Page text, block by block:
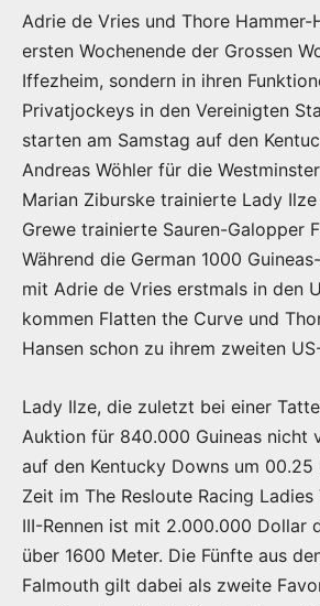
Adrie de Vries und Thore Hammer-
ersten Wochenende der Grossen
Iffezheim, sondern in ihren
Privatjockeys in den Vereinigten
starten am Samstag auf den
Andreas Wöhler für die
Marian Ziburske trainierte Lady
Grewe trainierte Sauren-Galopper
Während die German 1000
mit Adrie de Vries erstmals in den
kommen Flatten the Curve und
Hansen schon zu ihrem zweiten
Lady Ilze, die zuletzt bei einer
Auktion für 840.000 Guineas nicht
auf den Kentucky Downs um 00.25
Zeit im The Resloute Racing
III-Rennen ist mit 2.000.000 Dollar
über 1600 Meter. Die Fünfte aus
Falmouth gilt dabei als zweite